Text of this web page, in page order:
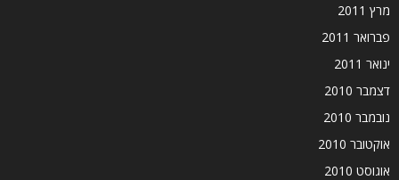
מרץ 2011
פברואר 2011
ינואר 2011
דצמבר 2010
נובמבר 2010
אוקטובר 2010
אוגוסט 2010